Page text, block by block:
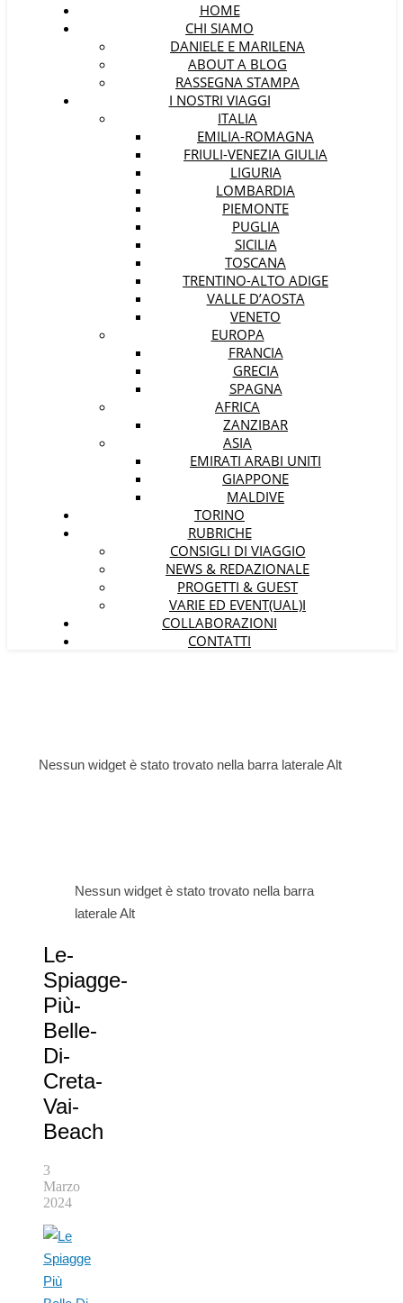
HOME
CHI SIAMO
DANIELE E MARILENA
ABOUT A BLOG
RASSEGNA STAMPA
I NOSTRI VIAGGI
ITALIA
EMILIA-ROMAGNA
FRIULI-VENEZIA GIULIA
LIGURIA
LOMBARDIA
PIEMONTE
PUGLIA
SICILIA
TOSCANA
TRENTINO-ALTO ADIGE
VALLE D’AOSTA
VENETO
EUROPA
FRANCIA
GRECIA
SPAGNA
AFRICA
ZANZIBAR
ASIA
EMIRATI ARABI UNITI
GIAPPONE
MALDIVE
TORINO
RUBRICHE
CONSIGLI DI VIAGGIO
NEWS & REDAZIONALE
PROGETTI & GUEST
VARIE ED EVENT(UAL)I
COLLABORAZIONI
CONTATTI
Nessun widget è stato trovato nella barra laterale Alt
Nessun widget è stato trovato nella barra
laterale Alt
Le-
Spiagge-
Più-
Belle-
Di-
Creta-
Vai-
Beach
3
Marzo
2024